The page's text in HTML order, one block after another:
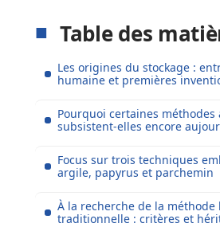
Table des
Les origines du stockage :
humaine et premières
Pourquoi certaines méthodes
subsistent-elles encore
Focus sur trois techniques
argile, papyrus et parchemin
À la recherche de la méthode
traditionnelle : critères et